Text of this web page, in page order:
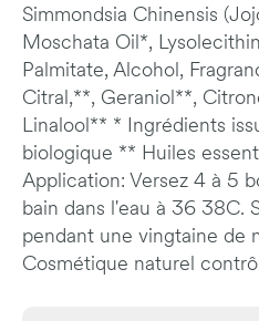
Simmondsia Chinensis
Moschata Oil*,
Palmitate, Alcohol,
Citral,**, Geraniol**,
Linalool** * Ingrédients
biologique ** Huiles
Application: Versez 4 à 5
bain dans l'eau à 36 38C.
pendant une vingtaine de
Cosmétique naturel